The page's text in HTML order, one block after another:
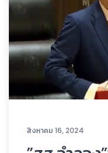
สิงหาคม 16, 2024